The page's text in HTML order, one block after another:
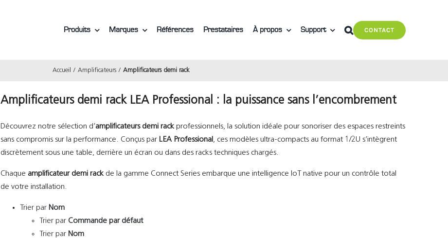
Produits Marques Références Prestataires À propos Support CONTACT
Accueil Amplificateurs Amplificateurs demi rack
Amplificateurs demi rack LEA Professional : la puissance sans l’encombrement
Découvrez notre sélection d’amplificateurs demi rackprofessionnels, la solution idéale pour sonoriser des espaces restreints
sans compromis sur la performance. Conçus parLEA Professional, ces modèles ultra-compacts au format 1/2U s’intègrent
discrètement sous une table, derrière un écran ou dans des racks techniques chargés.
Chaque amplificateur demi rackde la gamme Connect Series embarque une intelligence IoT native pour un contrôle total
de votre installation.
Trier parNom
Trier parCommande par défaut
Trier parNom